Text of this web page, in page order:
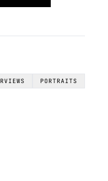
PORTRAITS